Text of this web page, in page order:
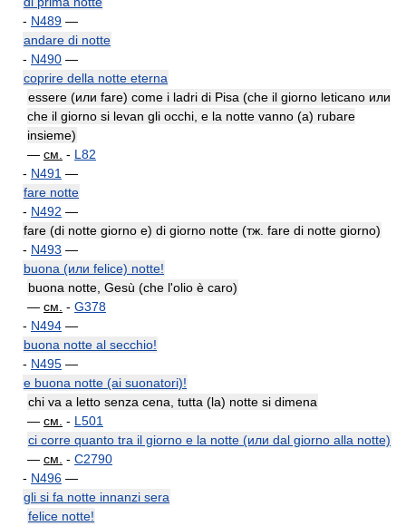
- N489 —
andare di notte
- N490 —
coprire della notte eterna
essere (или fare) come i ladri di Pisa (che il giorno leticano или
che il giorno si levan gli occhi, e la notte vanno (a) rubare
insieme)
— см. - L82
- N491 —
fare notte
- N492 —
fare (di notte giorno e) di giorno notte (тж. fare di notte giorno)
- N493 —
buona (или felice) notte!
buona notte, Gesù (che l'olio è caro)
— см. - G378
- N494 —
buona notte al secchio!
- N495 —
e buona notte (ai suonatori)!
chi va a letto senza cena, tutta (la) notte si dimena
— см. - L501
ci corre quanto tra il giorno e la notte (или dal giorno alla notte)
— см. - C2790
- N496 —
gli si fa notte innanzi sera
felice notte!